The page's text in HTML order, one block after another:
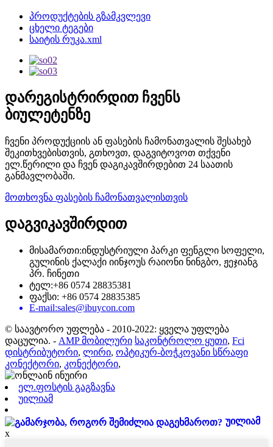
პროდუქტების გზამკვლევი
ცხელი ტეგები
საიტის რუკა.xml
დარეგისტრირდით ჩვენს
ბიულეტენზე
ჩვენი პროდუქციის ან ფასების ჩამონათვალის შესახებ
შეკითხვებისთვის, გთხოვთ, დაგვიტოვოთ თქვენი
ელ.წერილი და ჩვენ დაგიკავშირდებით 24 საათის
განმავლობაში.
მოთხოვნა ფასების ჩამონათვალისთვის
დაგვიკავშირდით
მისამართი:ინდუსტრიული პარკი ფენგლი სოფელი,
გულინის ქალაქი იინჯოუს რაიონი ნინგბო, ჟეჯიანგ
პრ. ჩინეთი
ტელ:+86 0574 28835381
ფაქსი: +86 0574 28835385
E-mail:sales@ibuycon.com
© საავტორო უფლება - 2010-2022: ყველა უფლება
დაცულია. - AMP მობილური საკონტროლო ყუთი, Fci
დისტრიბუტორი, ლირი, ოპტიკურ-ბოჭკოვანი სწრაფი
კონექტორი, კონექტორი,
ელ.ფოსტის გაგზავნა
უილიამ
უილიამ
x